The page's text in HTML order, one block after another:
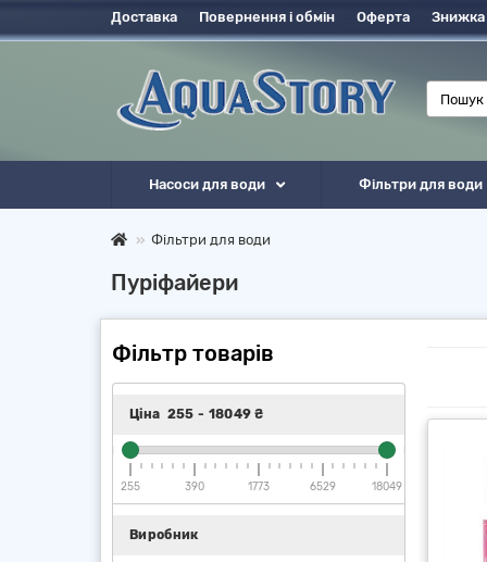
Доставка Повернення і обмін Оферта Знижка
Насоси для води Фільтри для води
Фільтри для води
Пуріфайери
Фільтр товарів
Ціна 255 - 18049 ₴
255 390 1773 6529 18049
Виробник